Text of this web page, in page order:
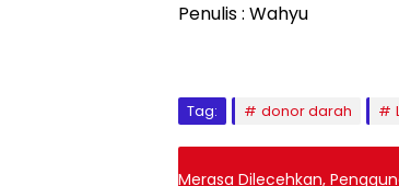
Penulis : Wahyu
Tag: donor darah
Merasa Dilecehkan,